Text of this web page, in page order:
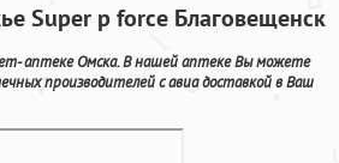
Super p force Благовещенск
аптеке Омска. В нашей аптеке Вы можете
производителей с авиа доставкой в Ваш